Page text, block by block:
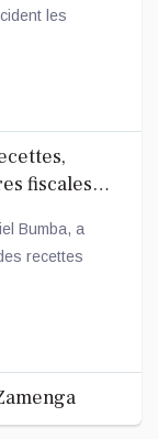
les
fiscales
Bumba, a
recettes